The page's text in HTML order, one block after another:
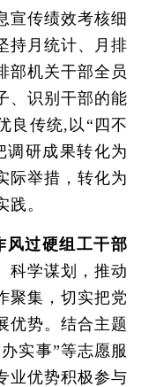
宣传绩效考核细
持月统计、月排
部机关干部全员
、识别干部的能
良传统,以“四不
调研成果转化为
际举措，转化为
。
风过硬组工干部
科学谋划，推动
聚集，切实把党
优势。结合主题
实事”等志愿服
业优势积极参与